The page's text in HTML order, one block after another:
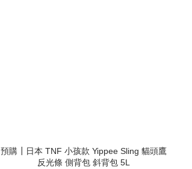
預購┃日本 TNF 小孩款 Yippee Sling 貓頭鷹
反光條 側背包 斜背包 5L